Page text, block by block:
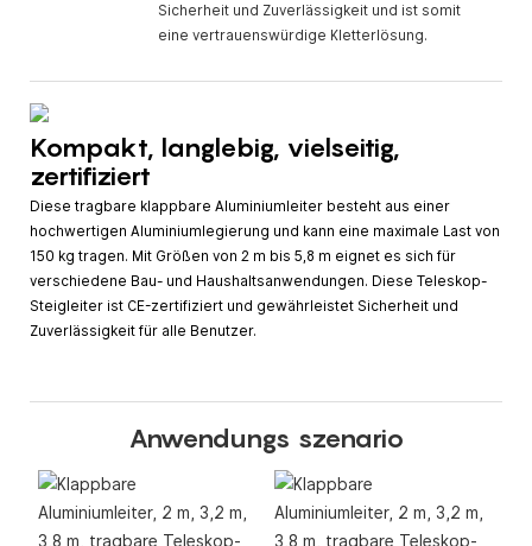
Sicherheit und Zuverlässigkeit und ist somit
eine vertrauenswürdige Kletterlösung.
Kompakt, langlebig, vielseitig,
zertifiziert
Diese tragbare klappbare Aluminiumleiter besteht aus einer
hochwertigen Aluminiumlegierung und kann eine maximale Last von
150 kg tragen. Mit Größen von 2 m bis 5,8 m eignet es sich für
verschiedene Bau- und Haushaltsanwendungen. Diese Teleskop-
Steigleiter ist CE-zertifiziert und gewährleistet Sicherheit und
Zuverlässigkeit für alle Benutzer.
Anwendungs szenario